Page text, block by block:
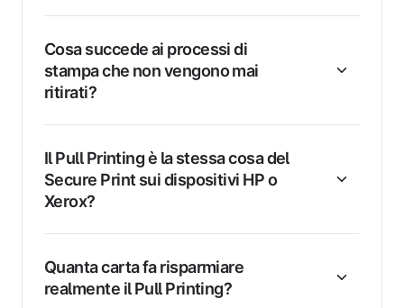
Cosa succede ai processi di
stampa che non vengono mai
ritirati?
Il Pull Printing è la stessa cosa del
Secure Print sui dispositivi HP o
Xerox?
Quanta carta fa risparmiare
realmente il Pull Printing?